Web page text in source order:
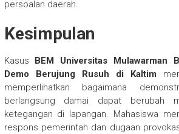
persoalan daerah.
Kesimpulan
Kasus
BEM Universitas Mulawarman
Demo Berujung Rusuh di Kaltim
memperlihatkan bagaimana
berlangsung damai dapat berubah
ketegangan di lapangan. Mahasiswa
respons pemerintah dan dugaan